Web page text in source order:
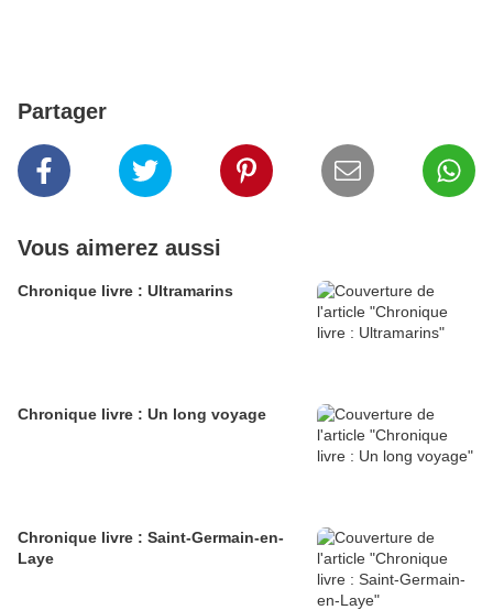
Partager
Vous aimerez aussi
Chronique livre : Ultramarins
Chronique livre : Un long voyage
Chronique livre : Saint-Germain-en-
Laye